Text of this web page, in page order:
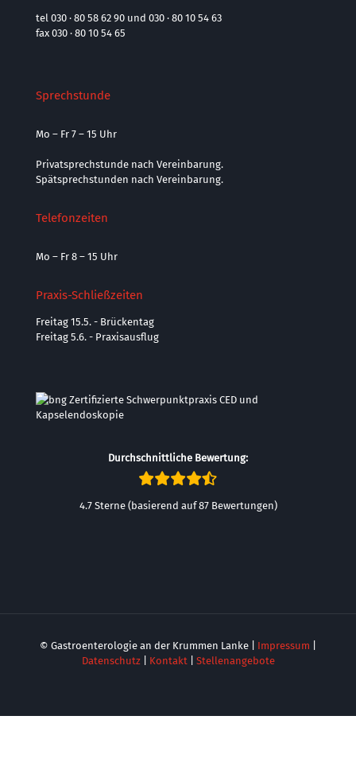
tel 030 · 80 58 62 90 und 030 · 80 10 54 63
fax 030 · 80 10 54 65
Sprechstunde
Mo – Fr 7 – 15 Uhr
Privatsprechstunde nach Vereinbarung.
Spätsprechstunden nach Vereinbarung.
Telefonzeiten
Mo – Fr 8 – 15 Uhr
Praxis-Schließzeiten
Freitag 15.5. - Brückentag
Freitag 5.6. - Praxisausflug
Durchschnittliche Bewertung:
4.7 Sterne (basierend auf 87 Bewertungen)
© Gastroenterologie an der Krummen Lanke | Impressum
Datenschutz| Kontakt| Stellenangebote